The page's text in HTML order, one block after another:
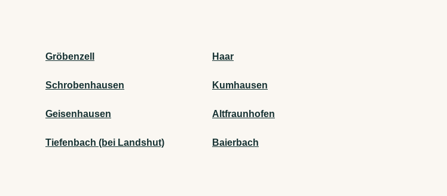
Gröbenzell Haar
Schrobenhausen Kumhausen
Geisenhausen Altfraunhofen
Tiefenbach (bei Landshut) Baierbach